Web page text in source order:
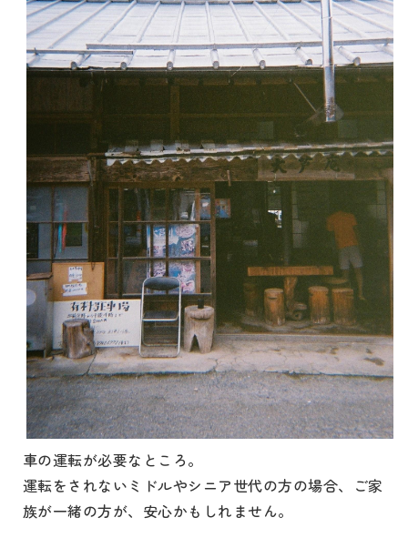
車の運転が必要なところ。
運転をされないミドルやシニア世代の方の場合、ご家
族が一緒の方が、安心かもしれません。